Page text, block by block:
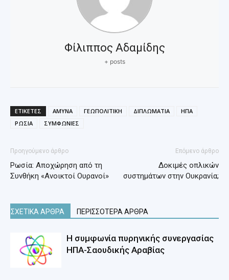
Φίλιππος Αδαμίδης
+ posts
ΕΤΙΚΕΤΕΣ ΑΜΥΝΑ ΓΕΩΠΟΛΙΤΙΚΗ ΔΙΠΛΩΜΑΤΙΑ
ΗΠΑ
ΡΩΣΙΑ
ΣΥΜΦΩΝΙΕΣ
Προηγούμενο άρθρο
Ρωσία: Αποχώρηση από τη
Συνθήκη «Ανοικτοί Ουρανοί»
Επόμενο άρθρο
Δοκιμές οπλικών
συστημάτων στην Ουκρανία;
ΣΧΕΤΙΚΑ ΑΡΘΡΑ ΠΕΡΙΣΣΟΤΕΡΑ ΑΡΘΡΑ
Η συμφωνία πυρηνικής συνεργασίας
ΗΠΑ-Σαουδικής Αραβίας